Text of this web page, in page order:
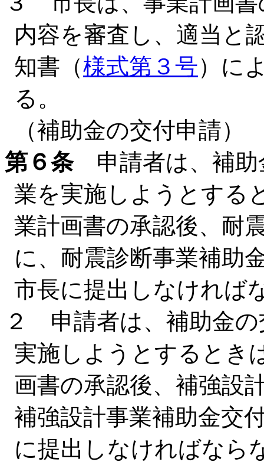
内容を審査し、適当と
知書（様式第３号）に
る。
（補助金の交付申請）
第６条申請者は、補助
業を実施しようとする
業計画書の承認後、耐
に、耐震診断事業補助
市長に提出しなければ
２ 申請者は、補助金の
実施しようとするとき
画書の承認後、補強設
補強設計事業補助金交
に提出しなければなら